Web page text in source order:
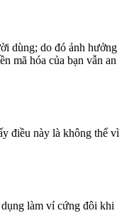
dùng; do đó ảnh hưởng
mã hóa của bạn vẫn an
điều này là không thể vì
làm ví cứng đôi khi